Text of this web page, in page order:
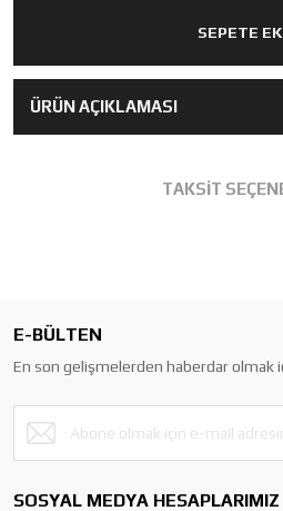
SEPETE
ÜRÜN AÇIKLAMASI
TAKSİT
E-BÜLTEN
En son gelişmelerden haberdar olmak
SOSYAL MEDYA HESAPLARIMIZ